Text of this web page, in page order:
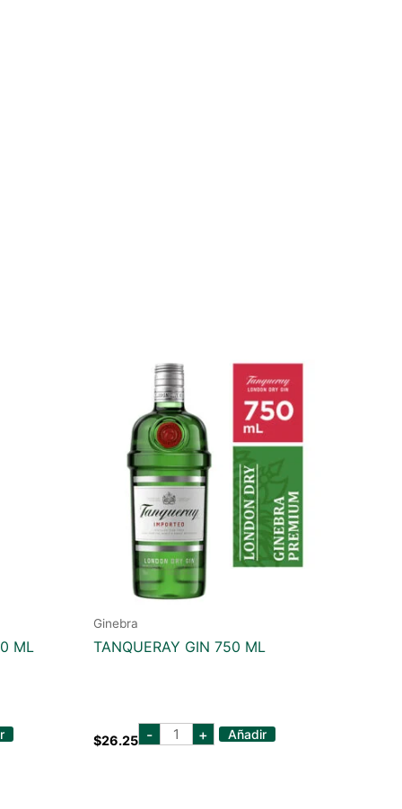
ML
Ginebra
TANQUERAY GIN 750 ML
$26.25 - tanqueray
gin
+ Añadir